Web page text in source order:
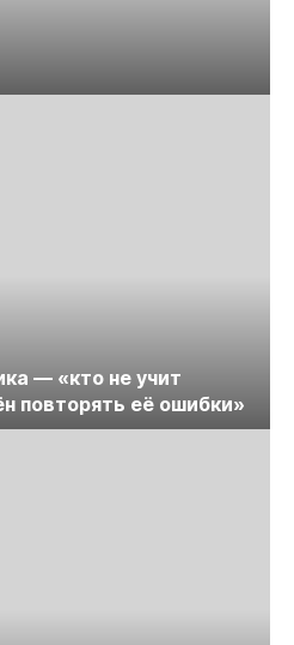
— «кто не учит
повторять её ошибки»